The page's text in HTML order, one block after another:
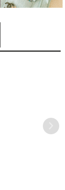
重要的四個小訣